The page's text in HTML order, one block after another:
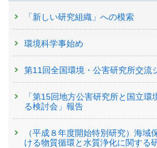
「新しい研究組織」への模索
環境科学事始め
第11回全国環境・公害研究所交流
「第15回地方公害研究所と国立
る検討会」報告
（平成８年度開始特別研究）海域
ける物質循環と水質浄化に関する